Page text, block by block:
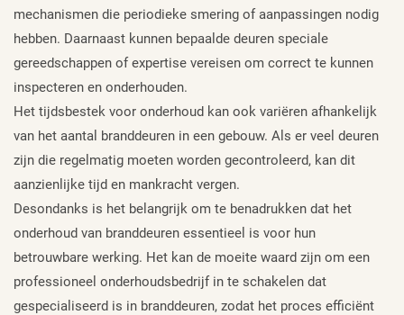
mechanismen die periodieke smering of aanpassingen nodig
hebben. Daarnaast kunnen bepaalde deuren speciale
gereedschappen of expertise vereisen om correct te kunnen
inspecteren en onderhouden.
Het tijdsbestek voor onderhoud kan ook variëren afhankelijk
van het aantal branddeuren in een gebouw. Als er veel deuren
zijn die regelmatig moeten worden gecontroleerd, kan dit
aanzienlijke tijd en mankracht vergen.
Desondanks is het belangrijk om te benadrukken dat het
onderhoud van branddeuren essentieel is voor hun
betrouwbare werking. Het kan de moeite waard zijn om een
professioneel onderhoudsbedrijf in te schakelen dat
gespecialiseerd is in branddeuren, zodat het proces efficiënt